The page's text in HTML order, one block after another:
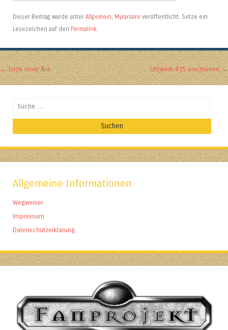
Dieser Beitrag wurde unter Allgemein, Myraniare veröffentlicht. Setze ein
Lesezeichen auf den Permalink.
Artikel-Navigation
←Ende einer Ära Uhrwerk #15 erschienen→
Suchen
Allgemeine Informationen
Wegweiser
Impressum
Datenschutzerklärung